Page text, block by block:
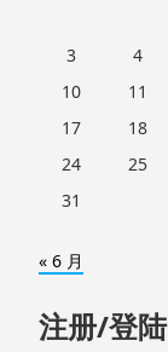
3
4
10
11
17
18
24
25
31
« 6 月
注册/登陆